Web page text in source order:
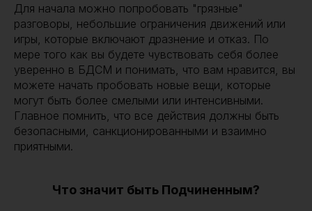
Для начала можно попробовать "грязные"
разговоры, небольшие ограничения движений или
игры, которые включают дразнение и отказ. По
мере того как вы будете чувствовать себя более
уверенно в БДСМ и понимать, что вам нравится, вы
можете начать пробовать новые вещи, которые
могут быть более смелыми или интенсивными.
Главное помнить, что все действия должны быть
безопасными, санкционированными и взаимно
приятными.
Что значит быть Подчиненным?